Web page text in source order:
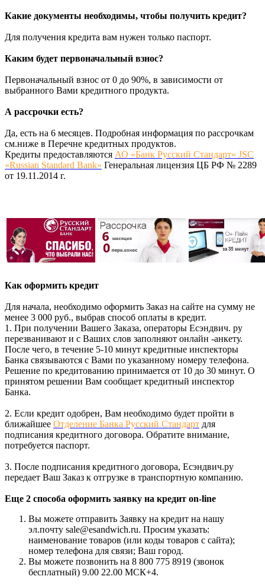
Какие документы необходимы, чтобы получить кредит?
Для получения кредита вам нужен только паспорт.
Каким будет первоначальный взнос?
Первоначальный взнос от 0 до 90%, в зависимости от
выбранного Вами кредитного продукта.
А рассрочки есть?
Да, есть на 6 месяцев. Подробная информация по рассрочкам
см.ниже в Перечне кредитных продуктов.
Кредиты предоставляются АО «Банк Русский Стандарт» JSC
«Russian Standard Bank» Генеральная лицензия ЦБ РФ № 2289
от 19.11.2014 г.
Как оформить кредит
Для начала, необходимо оформить Заказ на сайте на сумму не
менее 3 000 руб., выбрав способ оплаты в кредит.
1. При получении Вашего Заказа, операторы Есэндвич. ру
перезванивают и с Ваших слов заполняют онлайн -анкету.
После чего, в течение 5-10 минут кредитные инспекторы
Банка связываются с Вами по указанному номеру телефона.
Решение по кредитованию принимается от 10 до 30 минут. О
принятом решении Вам сообщает кредитный инспектор
Банка.
2. Если кредит одобрен, Вам необходимо будет пройти в
ближайшее Отделение Банка Русский Стандарт для
подписания кредитного договора. Обратите внимание,
потребуется паспорт.
3. После подписания кредитного договора, Есэндвич.ру
передает Ваш Заказ к отгрузке в транспортную компанию.
Еще 2 способа оформить заявку на кредит on-line
Вы можете отправить Заявку на кредит на нашу
эл.почту sale@esandwich.ru. Просим указать:
наименование товаров (или коды товаров с сайта);
номер телефона для связи; Ваш город.
Вы можете позвонить на 8 800 775 8919 (звонок
бесплатный) 9.00 22.00 МСК+4.